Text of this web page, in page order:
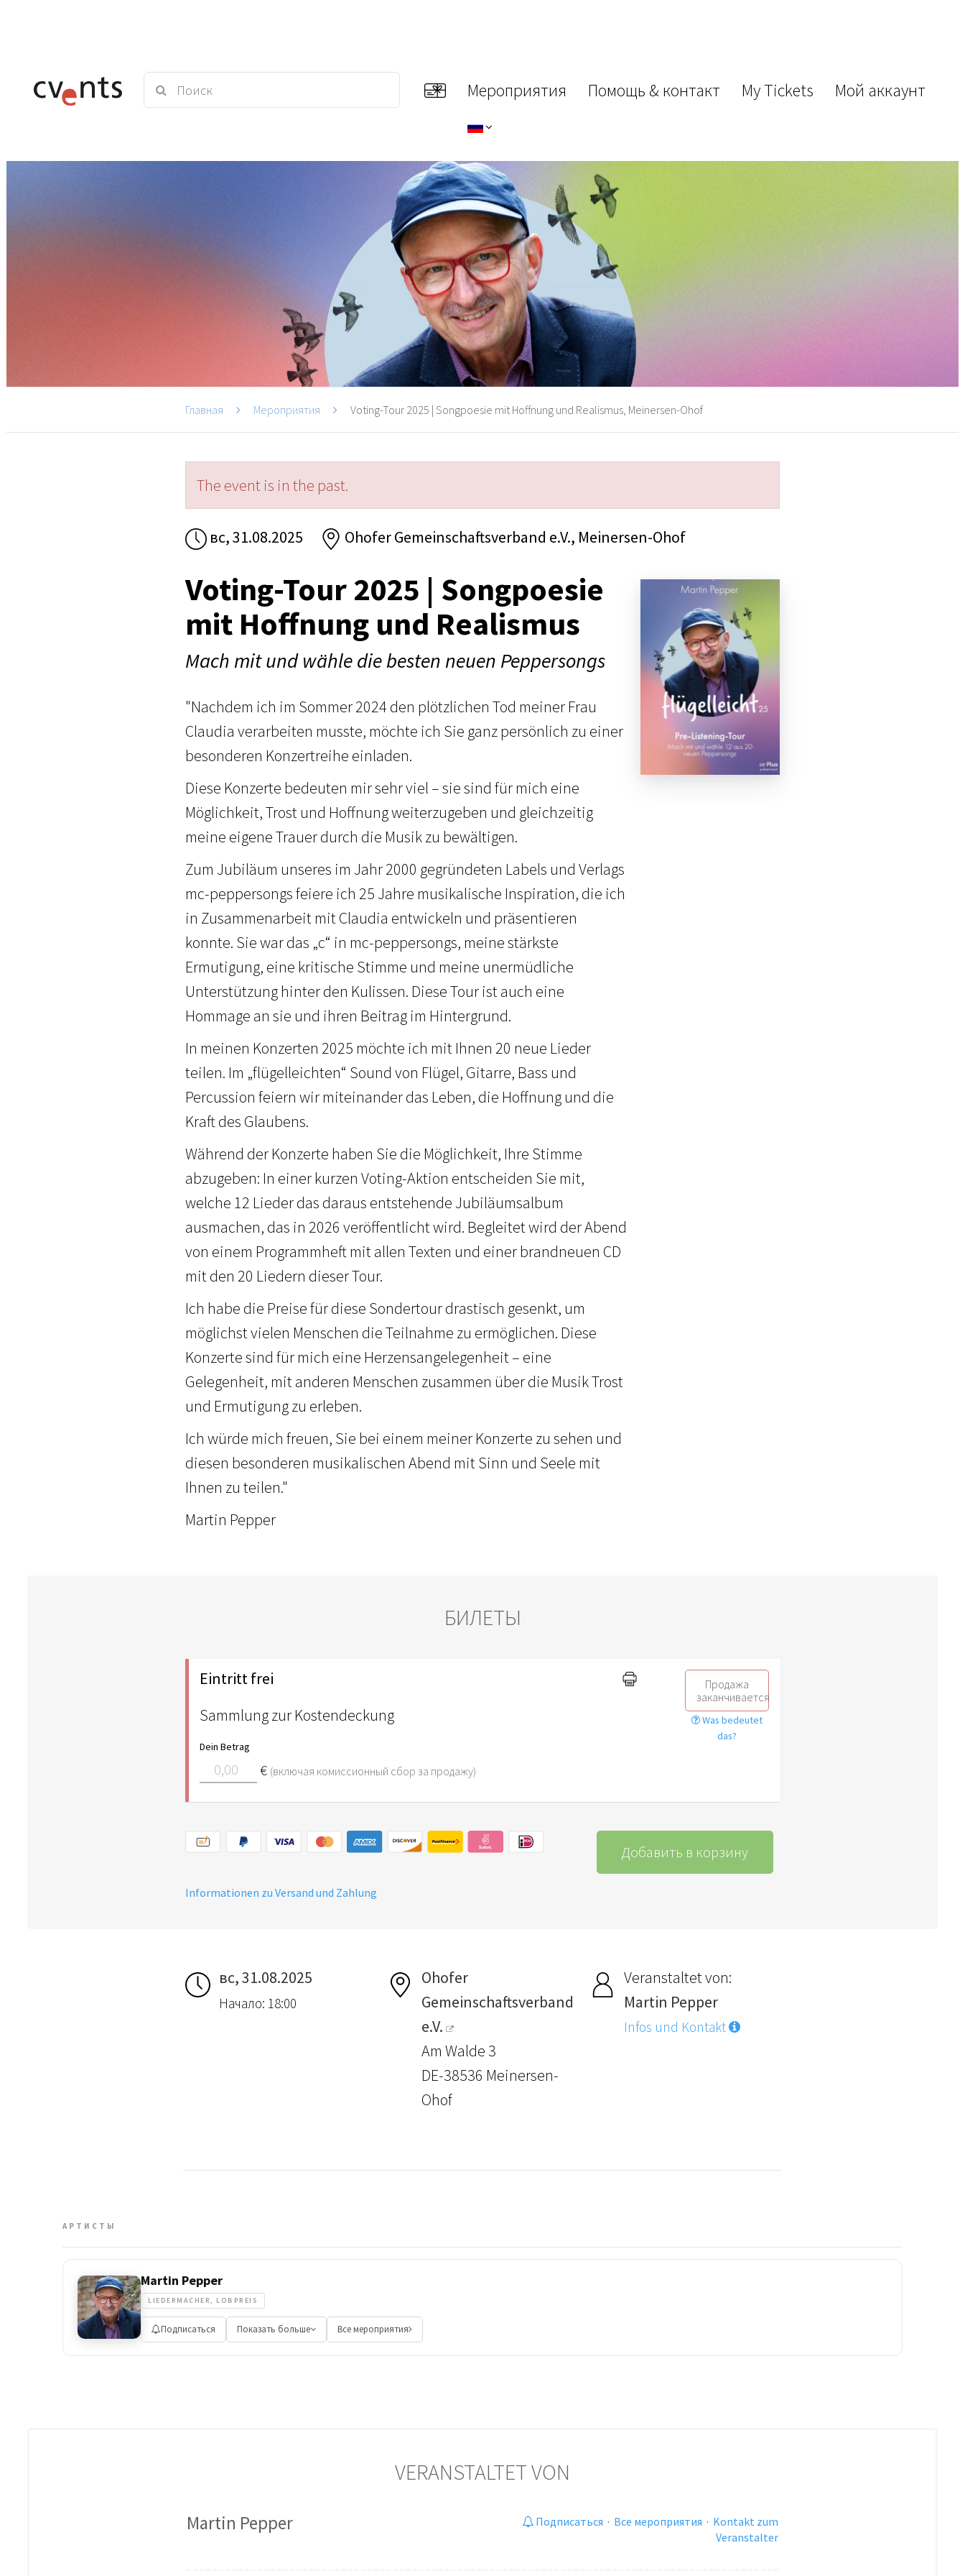
Мероприятия Помощь & контакт My Tickets Мой аккаунт
Главная Мероприятия Voting-Tour 2025 | Songpoesie mit Hoffnung und Realismus, Meinersen-Ohof
The event is in the past.
вс, 31.08.2025 Ohofer Gemeinschaftsverband e.V., Meinersen-Ohof
Voting-Tour 2025 | Songpoesie
mit Hoffnung und Realismus
Mach mit und wähle die besten neuen Peppersongs
"Nachdem ich im Sommer 2024 den plötzlichen Tod meiner Frau
Claudia verarbeiten musste, möchte ich Sie ganz persönlich zu einer
besonderen Konzertreihe einladen.
Diese Konzerte bedeuten mir sehr viel – sie sind für mich eine
Möglichkeit, Trost und Hoffnung weiterzugeben und gleichzeitig
meine eigene Trauer durch die Musik zu bewältigen.
Zum Jubiläum unseres im Jahr 2000 gegründeten Labels und Verlags
mc-peppersongs feiere ich 25 Jahre musikalische Inspiration, die ich
in Zusammenarbeit mit Claudia entwickeln und präsentieren
konnte. Sie war das „c“ in mc-peppersongs, meine stärkste
Ermutigung, eine kritische Stimme und meine unermüdliche
Unterstützung hinter den Kulissen. Diese Tour ist auch eine
Hommage an sie und ihren Beitrag im Hintergrund.
In meinen Konzerten 2025 möchte ich mit Ihnen 20 neue Lieder
teilen. Im „flügelleichten“ Sound von Flügel, Gitarre, Bass und
Percussion feiern wir miteinander das Leben, die Hoffnung und die
Kraft des Glaubens.
Während der Konzerte haben Sie die Möglichkeit, Ihre Stimme
abzugeben: In einer kurzen Voting-Aktion entscheiden Sie mit,
welche 12 Lieder das daraus entstehende Jubiläumsalbum
ausmachen, das in 2026 veröffentlicht wird. Begleitet wird der Abend
von einem Programmheft mit allen Texten und einer brandneuen CD
mit den 20 Liedern dieser Tour.
Ich habe die Preise für diese Sondertour drastisch gesenkt, um
möglichst vielen Menschen die Teilnahme zu ermöglichen. Diese
Konzerte sind für mich eine Herzensangelegenheit – eine
Gelegenheit, mit anderen Menschen zusammen über die Musik Trost
und Ermutigung zu erleben.
Ich würde mich freuen, Sie bei einem meiner Konzerte zu sehen und
diesen besonderen musikalischen Abend mit Sinn und Seele mit
Ihnen zu teilen."
Martin Pepper
БИЛЕТЫ
Eintritt frei
Sammlung zur Kostendeckung
Dein Betrag
€ (включая комиссионный сбор за продажу)
Продажа
заканчивается
Was bedeutet
das?
Добавить в корзину
Informationen zu Versand und Zahlung
вс, 31.08.2025
Начало: 18:00
Ohofer
Gemeinschaftsverband
e.V.
Am Walde 3
DE-38536 Meinersen-
Ohof
Veranstaltet von:
Martin Pepper
Infos und Kontakt
АРТИСТЫ
Martin Pepper
LIEDERMACHER, LOBPREIS
Подписаться Показать больше Все мероприятия
VERANSTALTET VON
Martin Pepper Подписаться · Все мероприятия · Kontakt zum
Veranstalter